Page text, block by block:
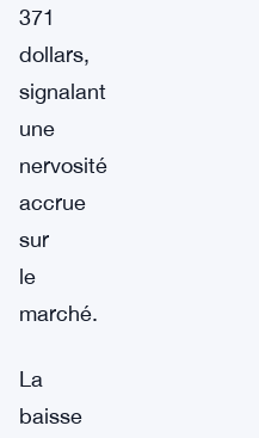
371
dollars,
signalant
une
nervosité
accrue
sur
le
marché.
La
baisse